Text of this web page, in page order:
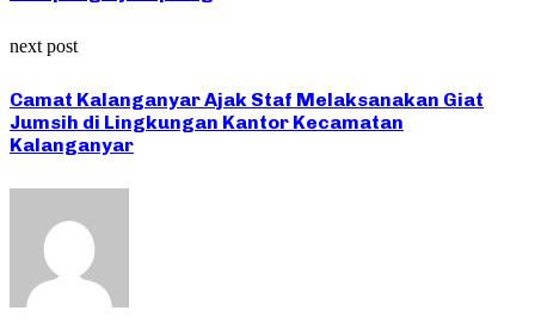
next post
Camat Kalanganyar Ajak Staf Melaksanakan Giat
Jumsih di Lingkungan Kantor Kecamatan
Kalanganyar